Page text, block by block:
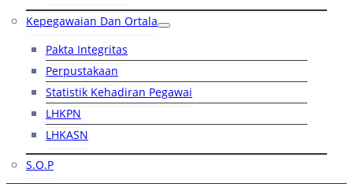
Kepegawaian Dan Ortala
Pakta Integritas
Perpustakaan
Statistik Kehadiran Pegawai
LHKPN
LHKASN
S.O.P